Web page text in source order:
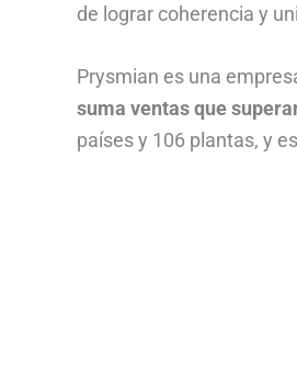
de lograr coherencia y
Prysmian es una
suma ventas que
países y 106 plantas, y